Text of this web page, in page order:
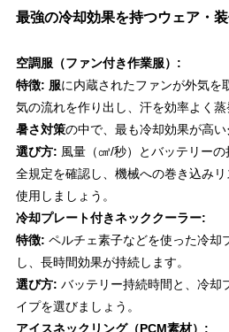
最強の冷却効果を持つウェア・
空調服（ファン付き作業服）:
特徴: 服に内蔵されたファンが外気を
気の流れを作り出し、汗を効率よく蒸
暑さ対策の中で、最も冷却効果が高い
選び方: 風量（㎤/秒）とバッテリーの
全規定を確認し、機械への巻き込み
使用しましょう。
冷却プレート付きネッククーラー:
特徴: ペルチェ素子などを使った冷却
し、長時間効果が持続します。
選び方: バッテリー持続時間と、冷却
イプを選びましょう。
アイスネックリング（PCM素材）: